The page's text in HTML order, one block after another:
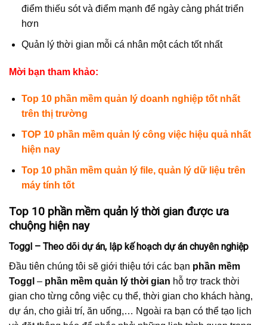
điểm thiếu sót và điểm mạnh để ngày càng phát triển
hơn
Quản lý thời gian mỗi cá nhân một cách tốt nhất
Mời bạn tham khảo:
Top 10 phần mềm quản lý doanh nghiệp tốt nhất
trên thị trường
TOP 10 phần mềm quản lý công việc hiệu quả nhất
hiện nay
Top 10 phần mềm quản lý file, quản lý dữ liệu trên
máy tính tốt
Top 10 phần mềm quản lý thời gian được ưa
chuộng hiện nay
Toggl – Theo dõi dự án, lập kế hoạch dự án chuyên nghiệp
Đầu tiên chúng tôi sẽ giới thiệu tới các bạn phần mềm
Toggl – phần mềm quản lý thời gian hỗ trợ track thời
gian cho từng công việc cụ thể, thời gian cho khách hàng,
dự án, cho giải trí, ăn uống,… Ngoài ra bạn có thể tạo lịch